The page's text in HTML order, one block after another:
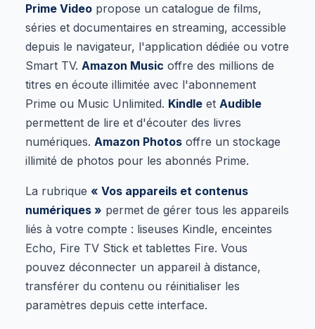
Prime Video propose un catalogue de films,
séries et documentaires en streaming, accessible
depuis le navigateur, l'application dédiée ou votre
Smart TV. Amazon Music offre des millions de
titres en écoute illimitée avec l'abonnement
Prime ou Music Unlimited. Kindle et Audible
permettent de lire et d'écouter des livres
numériques. Amazon Photos offre un stockage
illimité de photos pour les abonnés Prime.
La rubrique « Vos appareils et contenus
numériques » permet de gérer tous les appareils
liés à votre compte : liseuses Kindle, enceintes
Echo, Fire TV Stick et tablettes Fire. Vous
pouvez déconnecter un appareil à distance,
transférer du contenu ou réinitialiser les
paramètres depuis cette interface.